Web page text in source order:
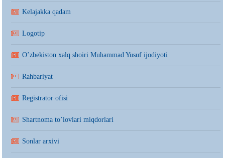
Kelajakka qadam
Logotip
O’zbekiston xalq shoiri Muhammad Yusuf ijodiyoti
Rahbariyat
Registrator ofisi
Shartnoma to’lovlari miqdorlari
Sonlar arxivi